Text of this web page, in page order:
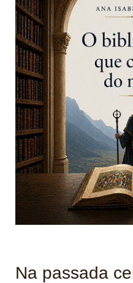
Na passada